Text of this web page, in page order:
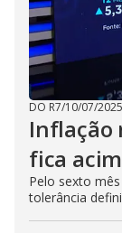
DO R7/10/07/2025
Inflação
fica
Pelo sexto
tolerância